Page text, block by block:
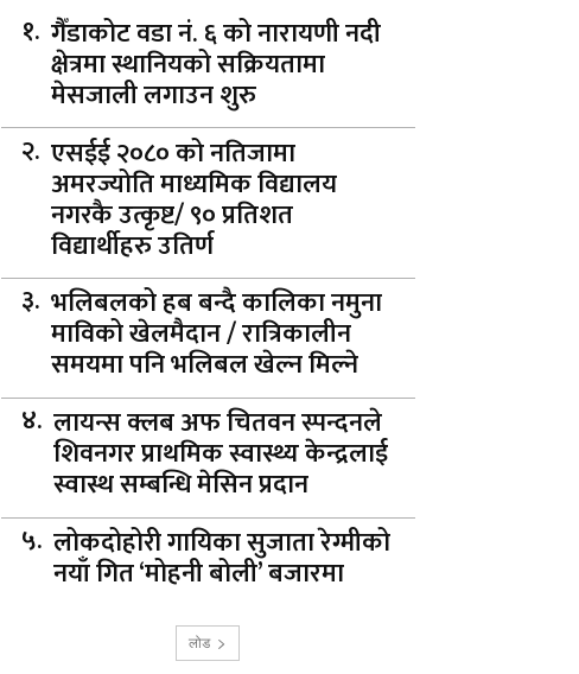
गैँडाकोट वडा नं. ६ को नारायणी नदी
क्षेत्रमा स्थानियको सक्रियतामा
मेसजाली लगाउन शुरु
एसईई २०८० को नतिजामा
अमरज्योति माध्यमिक विद्यालय
नगरकै उत्कृष्ट/ ९० प्रतिशत
विद्यार्थीहरु उतिर्ण
भलिबलको हब बन्दै कालिका नमुना
माविको खेलमैदान / रात्रिकालीन
समयमा पनि भलिबल खेल्न मिल्ने
लायन्स क्लब अफ चितवन स्पन्दनले
शिवनगर प्राथमिक स्वास्थ्य केन्द्रलाई
स्वास्थ सम्बन्धि मेसिन प्रदान
लोकदोहोरी गायिका सुजाता रेग्मीको
नयाँ गित ‘मोहनी बोली’ बजारमा
लोड